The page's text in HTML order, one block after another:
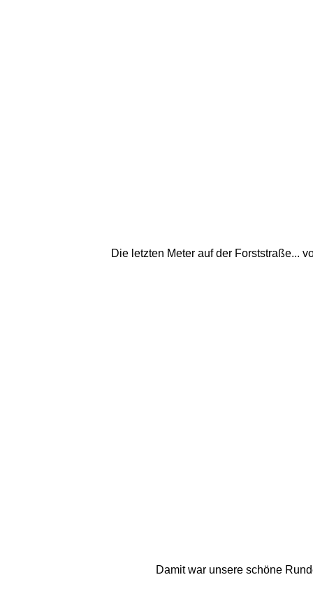
Die letzten Meter auf der Forststraße...
Damit war unsere schöne